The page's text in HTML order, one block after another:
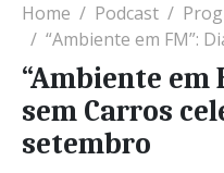
Home Podcast
“Ambiente em FM”: Dia
“Ambiente em
sem Carros
setembro